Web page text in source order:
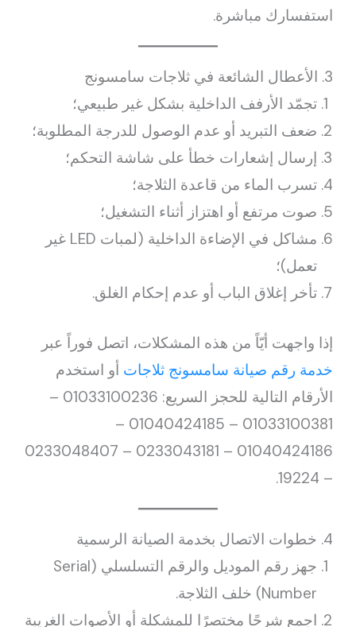
استفسارك مباشرة.
3. الأعطال الشائعة في ثلاجات سامسونج
تجمّد الأرفف الداخلية بشكل غير طبيعي؛
ضعف التبريد أو عدم الوصول للدرجة المطلوبة؛
إرسال إشعارات خطأ على شاشة التحكم؛
تسرب الماء من قاعدة الثلاجة؛
صوت مرتفع أو اهتزاز أثناء التشغيل؛
مشاكل في الإضاءة الداخلية (لمبات LED غير
تعمل)؛
تأخر إغلاق الباب أو عدم إحكام الغلق.
إذا واجهت أيّاً من هذه المشكلات، اتصل فوراً عبر
خدمة رقم صيانة سامسونج ثلاجات أو استخدم
الأرقام التالية للحجز السريع: 01033100236 –
01033100381 – 01040424185 –
01040424186 – 0233043181 – 0233048407
– 19224.
4. خطوات الاتصال بخدمة الصيانة الرسمية
جهز رقم الموديل والرقم التسلسلي (Serial
Number) خلف الثلاجة.
اجمع شرحًا مختصرًا للمشكلة أو الأصوات الغريبة